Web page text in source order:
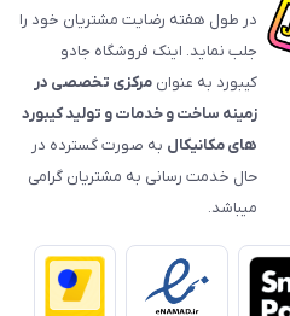
در طول هفته رضایت مشتریان خود را
جلب نماید. اینک فروشگاه جادو
کیبورد به عنوان مرکزی تخصصی در
زمینه ساخت و خدمات و تولید کیبورد
های مکانیکال به صورت گسترده در
حال خدمت رسانی به مشتریان گرامی
میباشد.